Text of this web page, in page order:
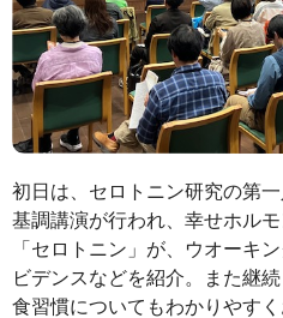
初日は、セロトニン研究の第
基調講演が行われ、幸せホル
「セロトニン」が、ウオーキ
ビデンスなどを紹介。また継
食習慣についてもわかりやす